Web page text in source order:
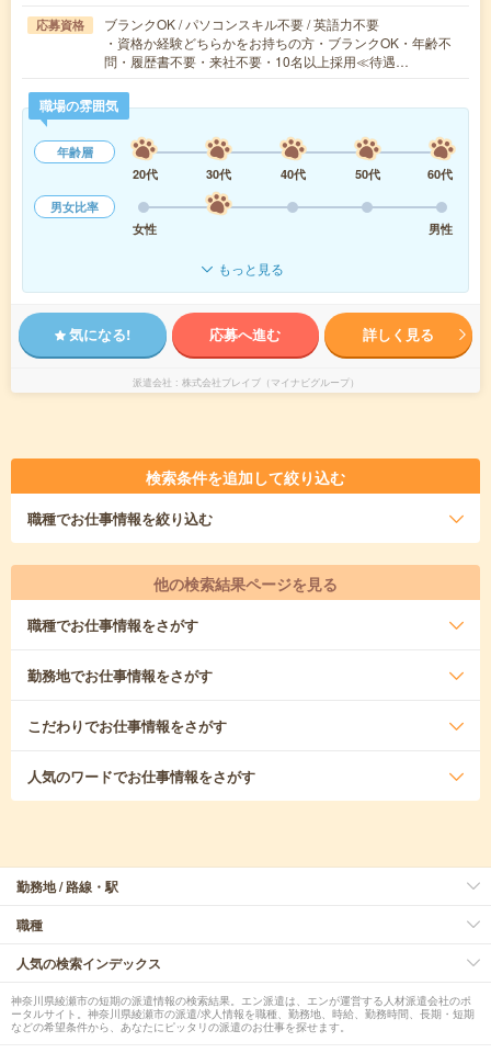
応募資格
ブランクOK / パソコンスキル不要 / 英語力不要
・資格か経験どちらかをお持ちの方・ブランクOK・年齢不
問・履歴書不要・来社不要・10名以上採用≪待遇…
職場の雰囲気
年齢層
20代
30代 40代 50代
60代
男女比率
女性
男性
もっと見る
気になる! 応募へ進む 詳しく見る
派遣会社 株式会社ブレイブ（マイナビグループ）
検索条件を追加して絞り込む
職種でお仕事情報を絞り込む
他の検索結果ページを見る
職種でお仕事情報をさがす
勤務地でお仕事情報をさがす
こだわりでお仕事情報をさがす
人気のワードでお仕事情報をさがす
勤務地 / 路線・駅
職種
人気の検索インデックス
神奈川県綾瀬市の短期の派遣情報の検索結果。エン派遣は、エンが運営する人材派遣会社のポ
ータルサイト。神奈川県綾瀬市の派遣/求人情報を職種、勤務地、時給、勤務時間、長期・短期
などの希望条件から、あなたにピッタリの派遣のお仕事を探せます。